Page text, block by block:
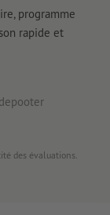
programme
rapide et
des évaluations.